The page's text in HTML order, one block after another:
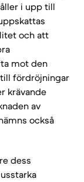
i upp till
och att
mot den
fördröjningar
krävande
av
också
dess